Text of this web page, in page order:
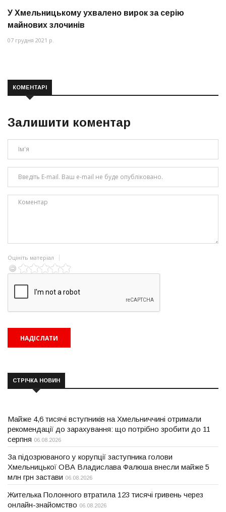
У Хмельницькому ухвалено вирок за серію
майнових злочинів
07 грудня 2021 р.
КОМЕНТАРІ
Залишити коментар
Оцініть матеріал
СТРІЧКА НОВИН
Майже 4,6 тисячі вступників на Хмельниччині отримали
рекомендації до зарахування: що потрібно зробити до 11
серпня 06.08.2026
За підозрюваного у корупції заступника голови
Хмельницької ОВА Владислава Фалюша внесли майже 5
млн грн застави 06.08.2026
Жителька Полонного втратила 123 тисячі гривень через
онлайн-знайомство 06.08.2026